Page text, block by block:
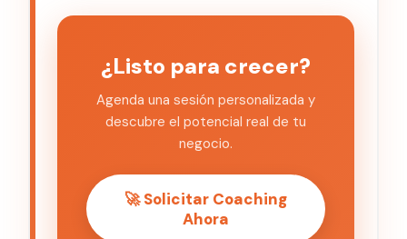
¿Listo para crecer?
Agenda una sesión personalizada y
descubre el potencial real de tu
negocio.
🚀 Solicitar Coaching
Ahora